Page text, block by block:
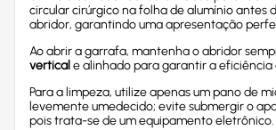
circular cirúrgico na folha de alumínio antes
abridor, garantindo uma apresentação
Ao abrir a garrafa, mantenha o abridor
vertical e alinhado para garantir a eficiência
Para a limpeza, utilize apenas um pano de
levemente umedecido; evite submergir o
pois trata-se de um equipamento eletrônico.